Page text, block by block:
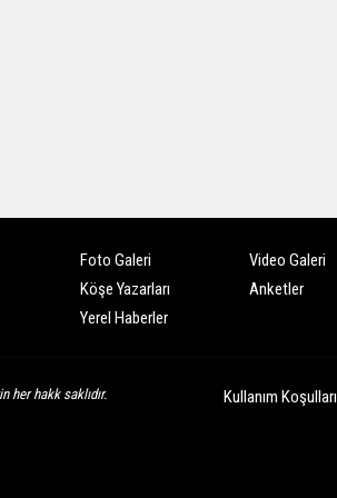
Foto Galeri
Video Galeri
Köşe Yazarları
Anketler
Yerel Haberler
her hakk saklıdır. Kullanım Koşulları